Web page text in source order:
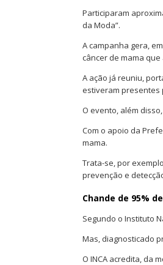
Participaram
da Moda”.
A campanha gera,
câncer de mama
A ação já reuniu,
estiveram presentes
O evento, além
Com o apoio da
mama.
Trata-se, por
prevenção e
Chande de 95%
Segundo o Instituto
Mas, diagnosticado
O INCA acredita, da